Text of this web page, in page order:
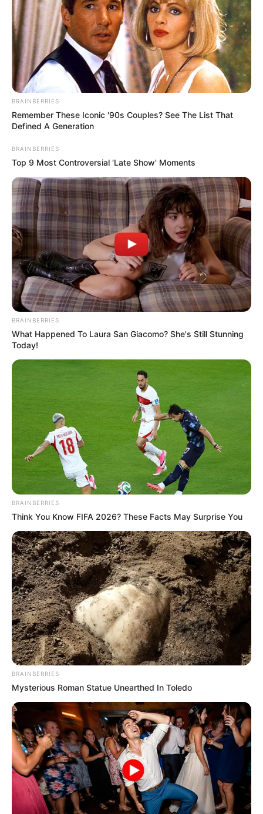
เดือน สิงหาคม
เสาร์ที่ 1 สิงหาคม 256309.10-11.15 น. คน
เกิดวันพฤหัสบดีห้ามให้ฤกษ์นี้
อาทิตย์ที่ 2 สิงหาคม 2563
09.15-10.25 น. คน
เกิดวันจันทร์ห้ามใช้ฤกษ์นี้
พฤหัสบดีที่ 20 สิงหาคม 256308.35-11.45 น. คน
เกิดวันพุธกลางคืนห้ามใช้ฤกษ์นี้
เสาร์ที่ 29 สิงหาคม 2563 09.15-11.45 น. คน
จันทร์ที่ 31 สิงหาคม 256310.25-12.45 น. คน
เกิดวันอาทิตย์ห้ามให้ฤกษ์นี้
เดือน กันยายน
เสาร์ที่ 5 กันยายน 2563
08.15-12.45 น.
คนเกิดวันพฤหัสบดีห้ามให้ฤกษ์นี้
จันทร์ที่ 7 กันยายน 2563 09.25-11.45 น. คน
เกิดวันอาทิตย์ห้ามให้ฤกษ์นี้
จันทร์ที่ 14 กันยายน 2563 11.45-13.35 น. คน
เกิดวันอาทิตย์ห้ามให้ฤกษ์นี้
เสาร์ที่ 19 กันยายน 2563
คนเกิดวันพฤหัสบดีห้ามให้ฤกษ์นี้
พฤหัสบดีที่ 24 กันยายน 256310.15-12.45 น. คน
เกิดวันพุธกลางคืนห้ามใช้ฤกษ์นี้
เดือน ตุลาคม
อาทิตย์ที่ 4 ตุลาคม 256308.45-10.45 น.
คนเกิดวันจันทร์ห้ามใช้ฤกษ์นี้
จันทร์ที่ 5 ตุลาคม 256310.35-13.15น.
คนเกิดวันอาทิตย์ห้ามให้ฤกษ์นี้
อาทิตย์ที่ 25 ตุลาคม 256309.05-10.25 น.
คนเกิดวันจันทร์ห้ามใช้ฤกษ์นี้
ศุกร์ที่ 30 ตุลาคม 256312.45-13.55น.
คนเกิดวันอาทิตย์ห้ามให้ฤกษ์นี้
เสาร์ที่ 31 ตุลาคม 256310.25-11.45 น.
คนเกิดวันพฤหัสบดีห้ามให้ฤกษ์นี้
เดือน พฤศจิกายน
อาทิตย์ที่ 8 พฤศจิกายน 256307.45-09.10 น.
คนเกิดวันจันทร์ห้ามใช้ฤกษ์นี้
BRAINBERRIES
Remember These Iconic '90s Couples? See The List That
Defined A Generation
BRAINBERRIES
Top 9 Most Controversial 'Late Show' Moments
BRAINBERRIES
What Happened To Laura San Giacomo? She's Still Stunning
Today!
BRAINBERRIES
Think You Know FIFA 2026? These Facts May Surprise You
BRAINBERRIES
Mysterious Roman Statue Unearthed In Toledo